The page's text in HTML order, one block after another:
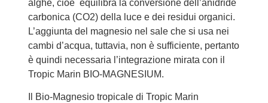
alghe, cioè equilibra la conversione dell’anidride
carbonica (CO2) della luce e dei residui organici.
L’aggiunta del magnesio nel sale che si usa nei
cambi d’acqua, tuttavia, non è sufficiente, pertanto
è quindi necessaria l’integrazione mirata con il
Tropic Marin BIO-MAGNESIUM.
Il Bio-Magnesio tropicale di Tropic Marin